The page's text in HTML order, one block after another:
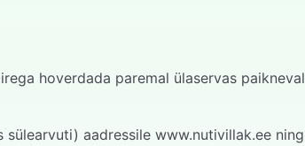
hoverdada paremal ülaservas paikneval
aadressile www.nutivillak.ee ning